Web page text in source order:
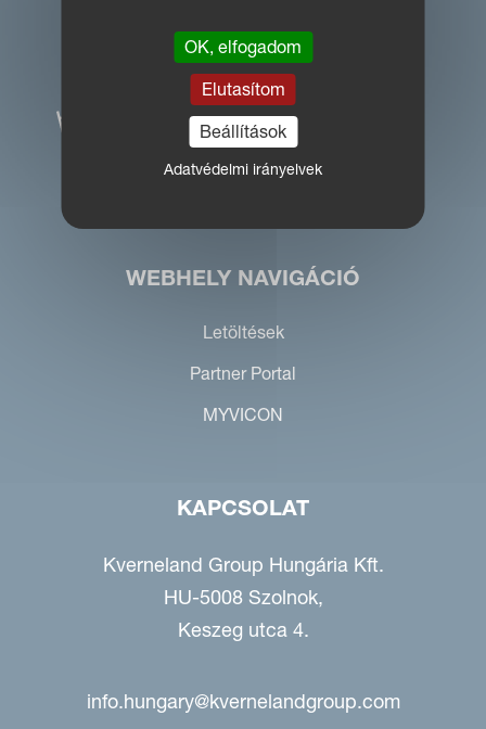
WEBHELY NAVIGÁCIÓ
Letöltések
Partner Portal
MYVICON
KAPCSOLAT
Kverneland Group Hungária Kft.
HU-5008 Szolnok,
Keszeg utca 4.
info.hungary@kvernelandgroup.com
OK, elfogadom
Elutasítom
Beállítások
Adatvédelmi irányelvek